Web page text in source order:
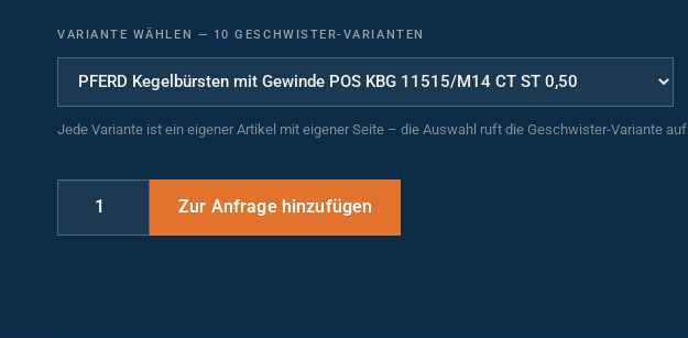
VARIANTE WÄHLEN 10 GESCHWISTER-VARIANTEN
Jede Variante ist ein eigener Artikel mit eigener Seite – die Auswahl ruft die Geschwister-Variante auf.